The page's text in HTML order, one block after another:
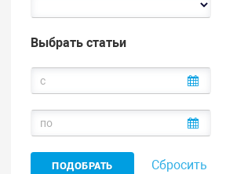
Выбрать статьи
Сбросить